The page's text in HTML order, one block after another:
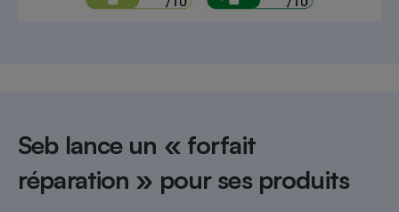
Seb lance un « forfait
réparation » pour ses produits